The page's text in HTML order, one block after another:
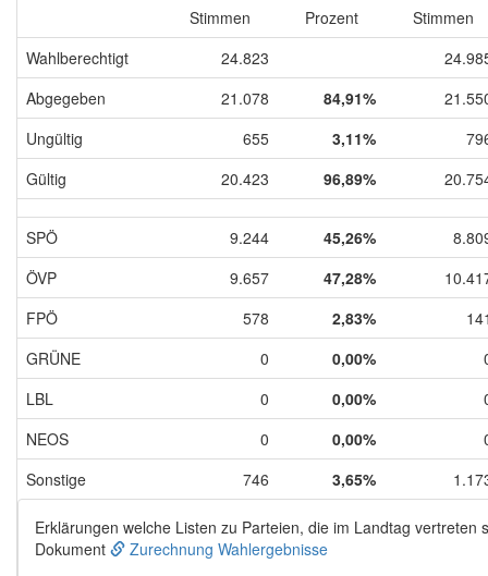
Stimmen
Prozent
Stimmen
Wahlberechtigt
24.823
Abgegeben
21.078 84,91%
Ungültig
655 3,11%
Gültig
20.423 96,89%
SPÖ 9.244 45,26%
ÖVP
9.657 47,28%
FPÖ
578 2,83%
GRÜNE
0 0,00%
LBL
0 0,00%
NEOS
0 0,00%
Sonstige
746 3,65%
Erklärungen welche Listen zu Parteien, die im Landtag vertreten
Dokument
Zurechnung Wahlergebnisse